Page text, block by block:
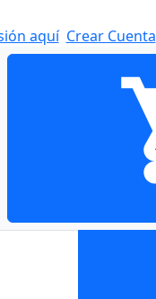
aquí Crear Cuenta